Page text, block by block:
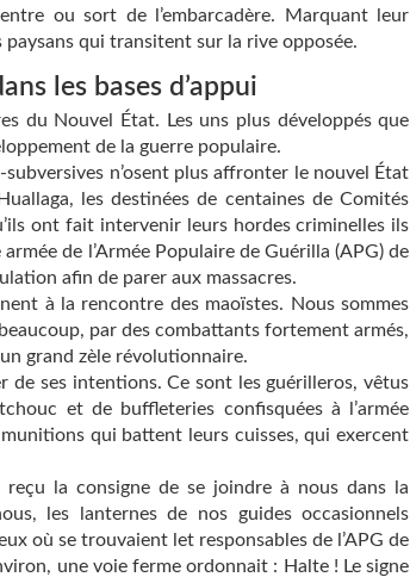
ou sort de l’embarcadère. Marquant leur
qui transitent sur la rive opposée.
les bases d’appui
du Nouvel État. Les uns plus développés que
de la guerre populaire.
n’osent plus affronter le nouvel État
les destinées de centaines de Comités
ont fait intervenir leurs hordes criminelles ils
de l’Armée Populaire de Guérilla (APG) de
afin de parer aux massacres.
à la rencontre des maoïstes. Nous sommes
par des combattants fortement armés,
grand zèle révolutionnaire.
ses intentions. Ce sont les guérilleros, vêtus
et de buffleteries confisquées à l’armée
qui battent leurs cuisses, qui exercent
reçu la consigne de se joindre à nous dans la
les lanternes de nos guides occasionnels
où se trouvaient let responsables de l’APG de
une voie ferme ordonnait : Halte ! Le signe